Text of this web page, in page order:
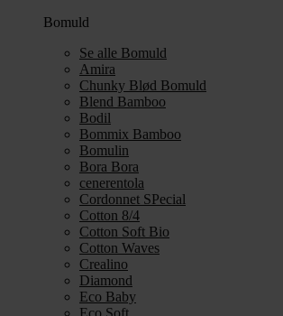
Bomuld
Se alle Bomuld
Amira
Chunky Blød Bomuld
Blend Bamboo
Bodil
Bommix Bamboo
Bomulin
Bora Bora
cenerentola
Cordonnet SPecial
Cotton 8/4
Cotton Soft Bio
Cotton Waves
Crealino
Diamond
Eco Baby
Eco Soft